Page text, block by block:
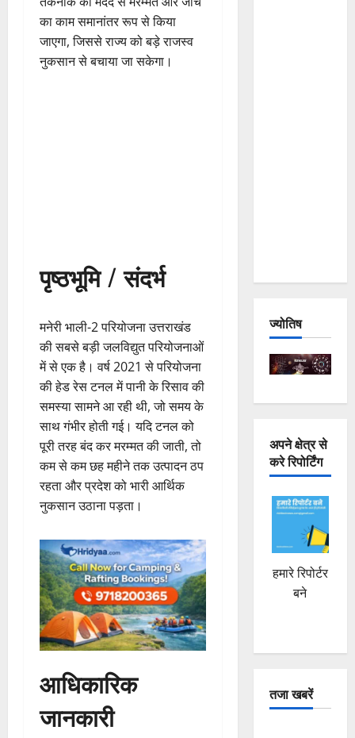
का काम समानांतर रूप से किया
जाएगा, जिससे राज्य को बड़े राजस्व
नुकसान से बचाया जा सकेगा।
पृष्ठभूमि / संदर्भ
मनेरी भाली-2 परियोजना उत्तराखंड
की सबसे बड़ी जलविद्युत परियोजनाओं
में से एक है। वर्ष 2021 से परियोजना
की हेड रेस टनल में पानी के रिसाव की
समस्या सामने आ रही थी, जो समय के
साथ गंभीर होती गई। यदि टनल को
पूरी तरह बंद कर मरम्मत की जाती, तो
कम से कम छह महीने तक उत्पादन ठप
रहता और प्रदेश को भारी आर्थिक
नुकसान उठाना पड़ता।
आधिकारिक
जानकारी
ज्योतिष
अपने क्षेत्र से
करे रिपोर्टिंग
हमारे रिपोर्टर
बने
तजा खबरें